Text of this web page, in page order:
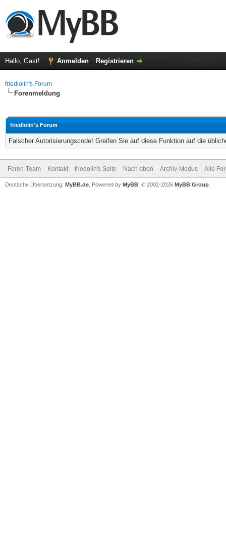
Hallo, Gast! Anmelden Registrieren
friedlolin's Forum
Forenmeldung
friedlolin's Forum
Falscher Autorisierungscode! Greifen Sie auf diese Funktion auf die
Foren-Team Kontakt friedolin's Seite Nach oben Archiv-Modus Alle
Deutsche Übersetzung: MyBB.de , Powered by MyBB , © 2002-2026 MyBB Group